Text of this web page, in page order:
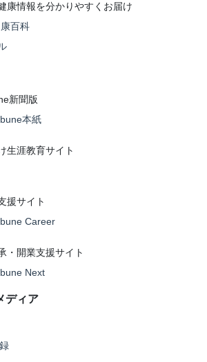
康情報を分かりやすくお届け
百科
新聞版
本紙
生涯教育サイト
援サイト
Career
・開業支援サイト
Next
ディア